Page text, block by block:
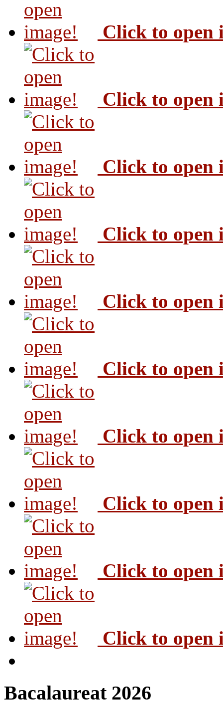
Click to open
Click to open
Click to open
Click to open
Click to open
Click to open
Click to open
Click to open
Click to open
Click to open
Bacalaureat 2026